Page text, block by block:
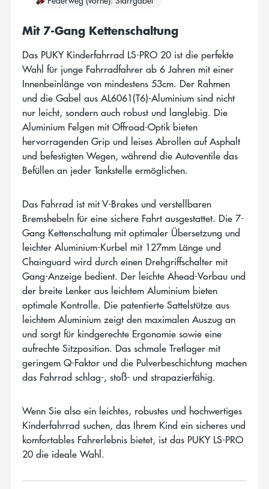
Mit 7-Gang Kettenschaltung
Das PUKY Kinderfahrrad LS-PRO 20 ist die perfekte
Wahl für junge Fahrradfahrer ab 6 Jahren mit einer
Innenbeinlänge von mindestens 53cm. Der Rahmen
und die Gabel aus AL6061(T6)-Aluminium sind nicht
nur leicht, sondern auch robust und langlebig. Die
Aluminium Felgen mit Offroad-Optik bieten
hervorragenden Grip und leises Abrollen auf Asphalt
und befestigten Wegen, während die Autoventile das
Befüllen an jeder Tankstelle ermöglichen.
Das Fahrrad ist mit V-Brakes und verstellbaren
Bremshebeln für eine sichere Fahrt ausgestattet. Die 7-
Gang Kettenschaltung mit optimaler Übersetzung und
leichter Aluminium-Kurbel mit 127mm Länge und
Chainguard wird durch einen Drehgriffschalter mit
Gang-Anzeige bedient. Der leichte Ahead-Vorbau und
der breite Lenker aus leichtem Aluminium bieten
optimale Kontrolle. Die patentierte Sattelstütze aus
leichtem Aluminium zeigt den maximalen Auszug an
und sorgt für kindgerechte Ergonomie sowie eine
aufrechte Sitzposition. Das schmale Tretlager mit
geringem Q-Faktor und die Pulverbeschichtung machen
das Fahrrad schlag-, stoß- und strapazierfähig.
Wenn Sie also ein leichtes, robustes und hochwertiges
Kinderfahrrad suchen, das Ihrem Kind ein sicheres und
komfortables Fahrerlebnis bietet, ist das PUKY LS-PRO
20 die ideale Wahl.